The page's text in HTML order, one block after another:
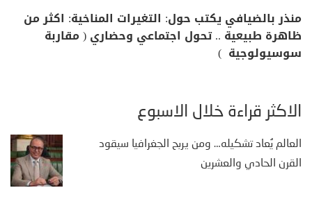
منذر بالضيافي يكتب حول: التغيرات المناخية: اكثر من
ظاهرة طبيعية .. تحول اجتماعي وحضاري ( مقاربة
سوسيولوجية )
الأكثر قراءة خلال الأسبوع
العالم يُعاد تشكيله… ومن يربح الجغرافيا سيقود
القرن الحادي والعشرين